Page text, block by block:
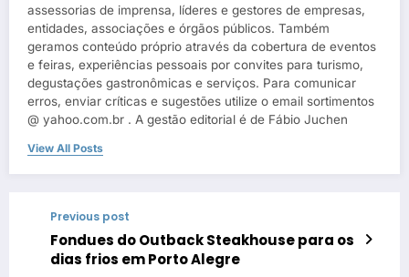
assessorias de imprensa, líderes e gestores de empresas,
entidades, associações e órgãos públicos. Também
geramos conteúdo próprio através da cobertura de eventos
e feiras, experiências pessoais por convites para turismo,
degustações gastronômicas e serviços. Para comunicar
erros, enviar críticas e sugestões utilize o email sortimentos
@ yahoo.com.br . A gestão editorial é de Fábio Juchen
View All Posts
Previous post
Fondues do Outback Steakhouse para os
dias frios em Porto Alegre